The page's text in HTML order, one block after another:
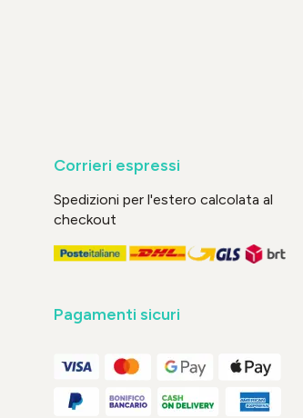
Corrieri espressi
Spedizioni per l'estero calcolata al
checkout
Pagamenti sicuri